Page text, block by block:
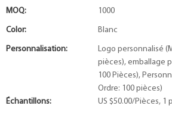
MOQ: 1000
Color: Blanc
Personnalisation:
Logo personnalisé
pièces), emballage
100 Pièces),
Ordre: 100 pièces)
Échantillons:
US $50.00/Pièces, 1